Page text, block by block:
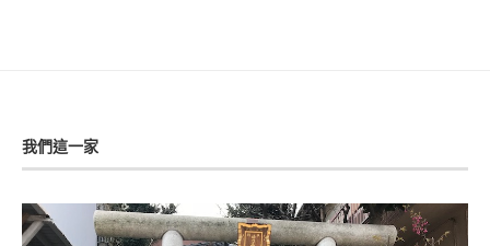
我們這一家